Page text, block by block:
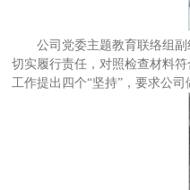
公司党委主题教育联络组
切实履行责任，对照检查材料
工作提出四个“坚持”，要求公